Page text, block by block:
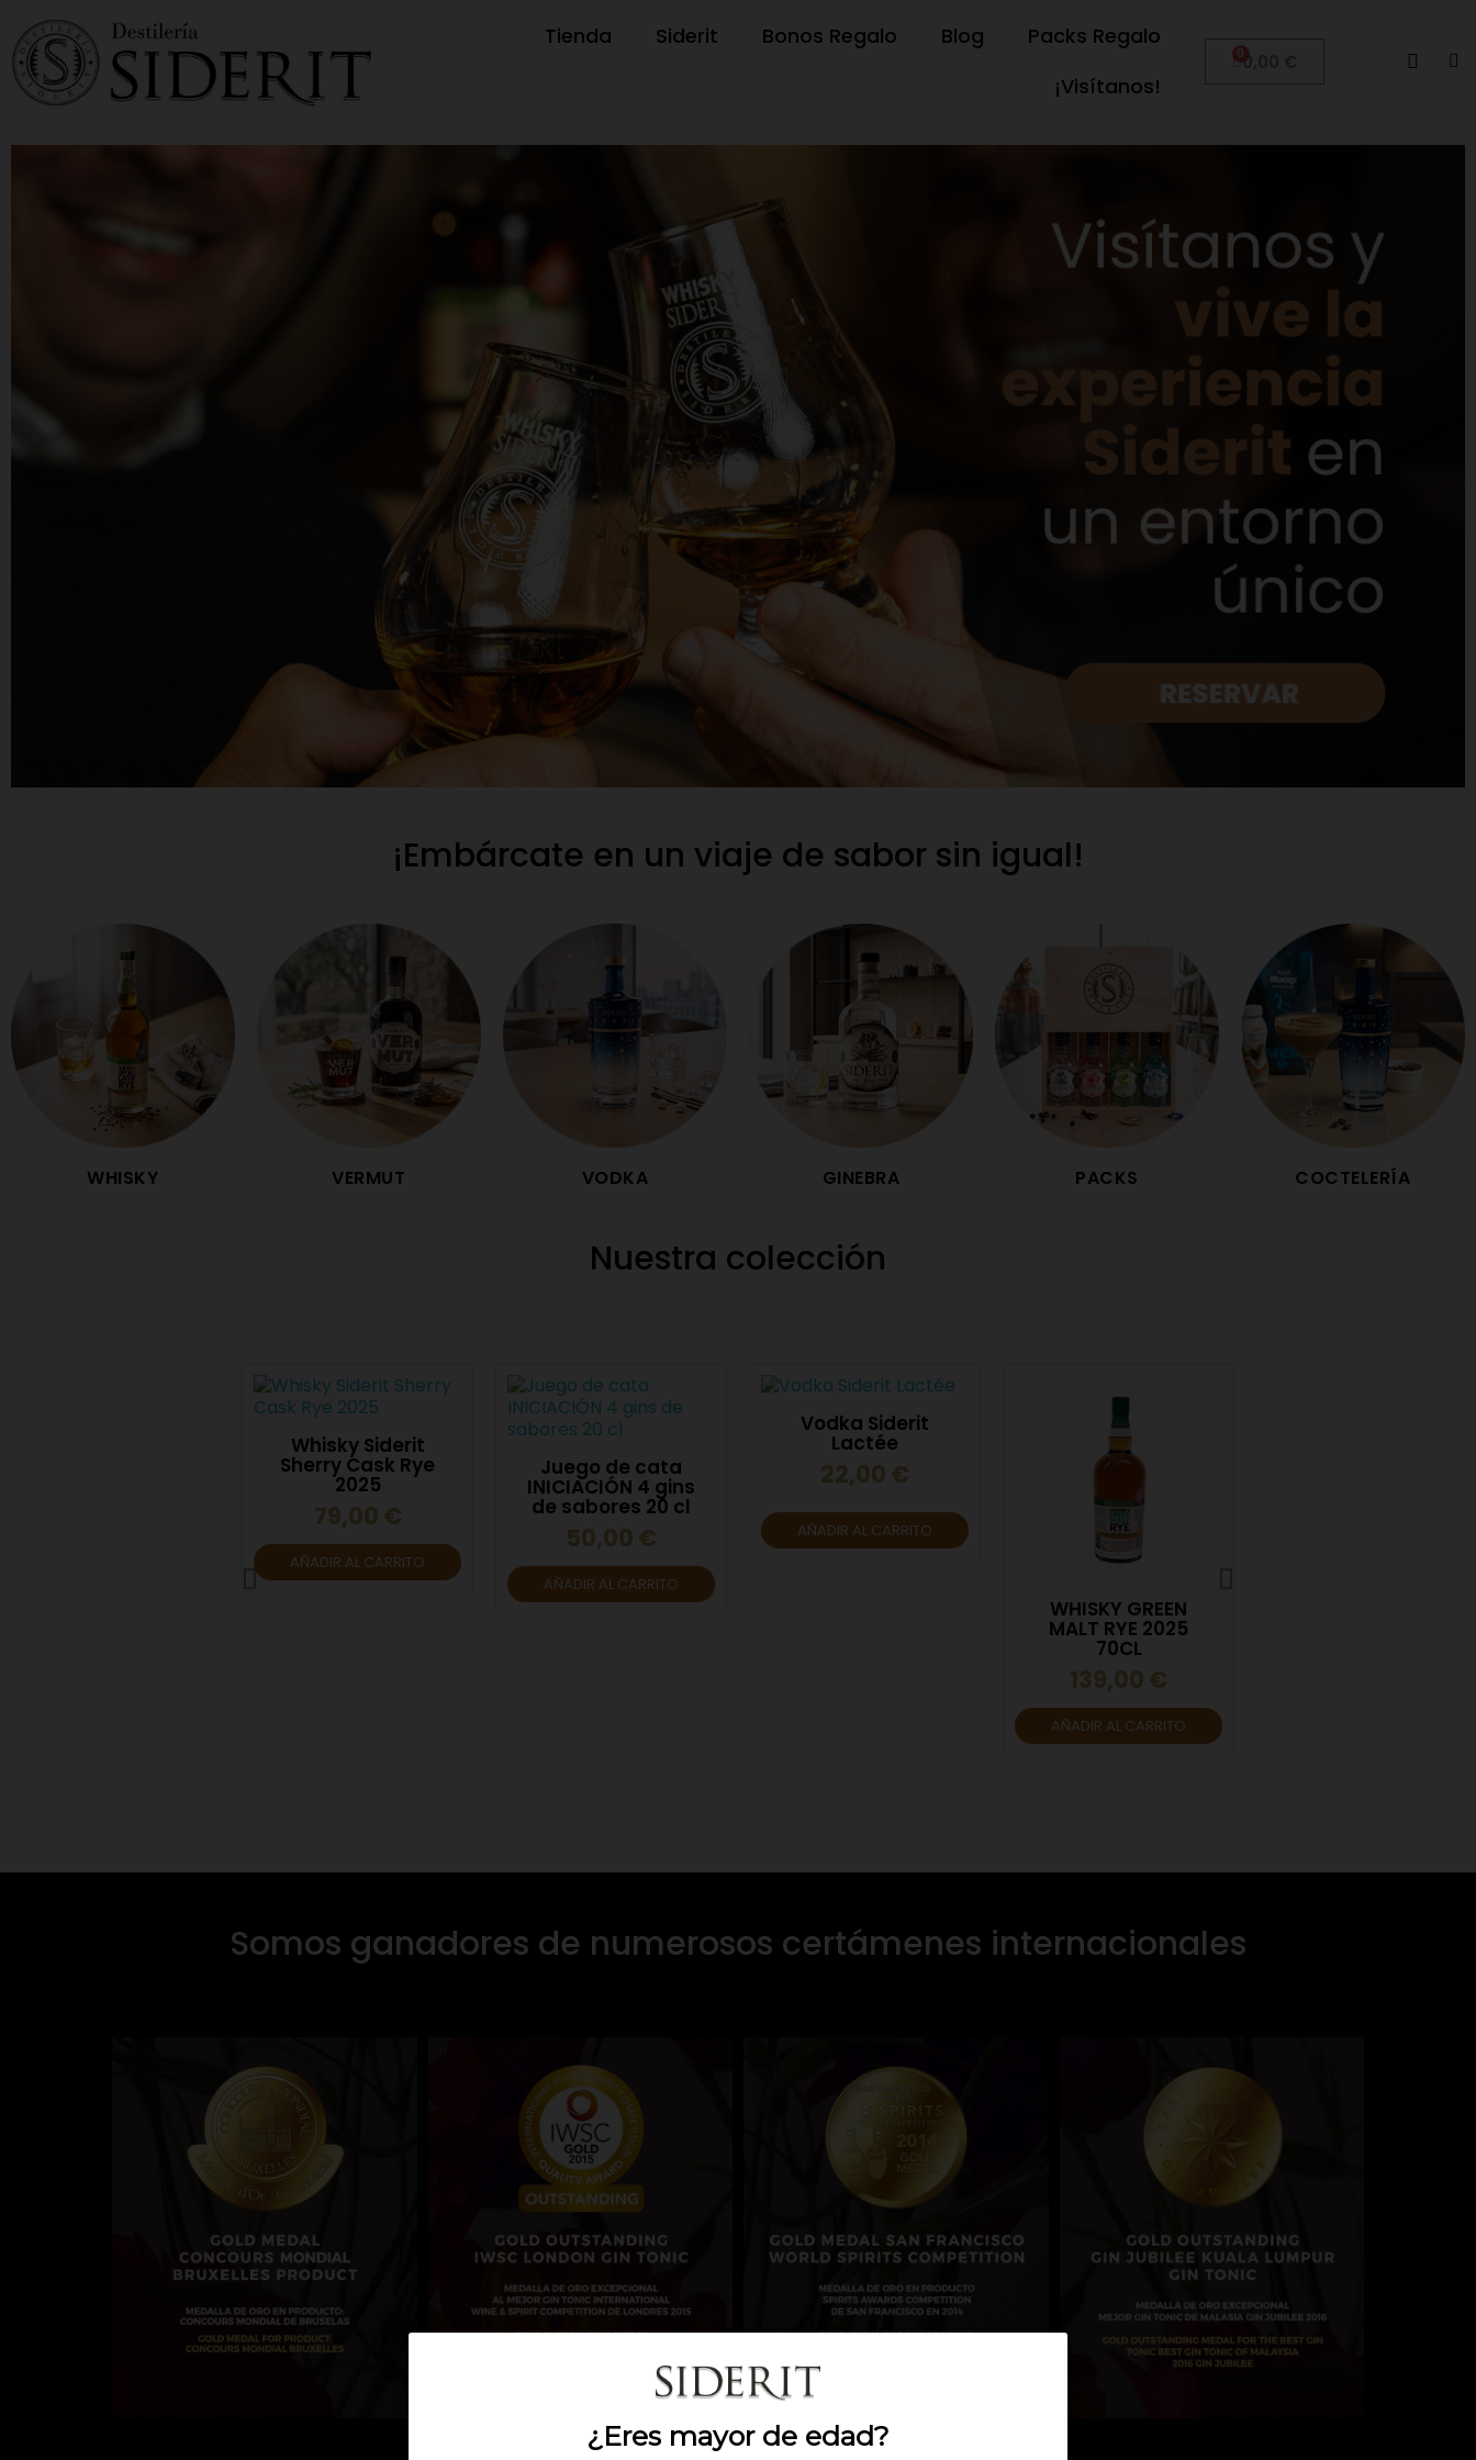
Tienda Siderit Bonos Regalo Blog
Packs Regalo
¡Visítanos!
0,00 €
¡Embárcate en un viaje de sabor sin igual!
WHISKY VERMUT VODKA GINEBRA PACKS COCTELERÍA
Nuestra colección
Whisky Siderit
Sherry Cask Rye
2025
79,00 €
AÑADIR AL CARRITO
Juego de cata
INICIACIÓN 4 gins
de sabores 20 cl
50,00 €
AÑADIR AL CARRITO
Vodka Siderit
Lactée
22,00 €
AÑADIR AL CARRITO
WHISKY GREEN
MALT RYE 2025
70CL
139,00 €
AÑADIR AL CARRITO
Somos ganadores de numerosos certámenes internacionales
¿Eres mayor de edad?
¿Eres mayor de edad?